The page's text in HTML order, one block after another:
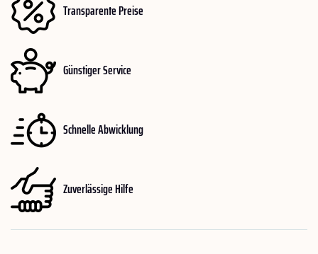
Transparente Preise
Günstiger Service
Schnelle Abwicklung
Zuverlässige Hilfe